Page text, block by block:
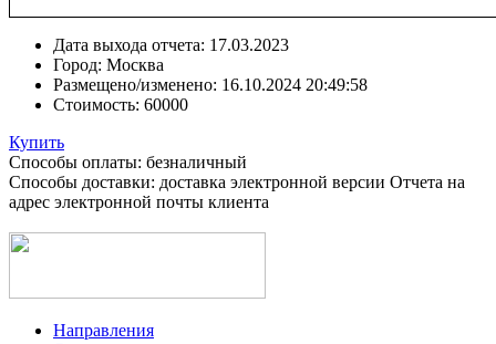
Дата выхода отчета: 17.03.2023
Город: Москва
Размещено/изменено: 16.10.2024 20:49:58
Стоимость: 60000
Купить
Способы оплаты: безналичный
Способы доставки: доставка электронной версии Отчета на
адрес электронной почты клиента
Направления